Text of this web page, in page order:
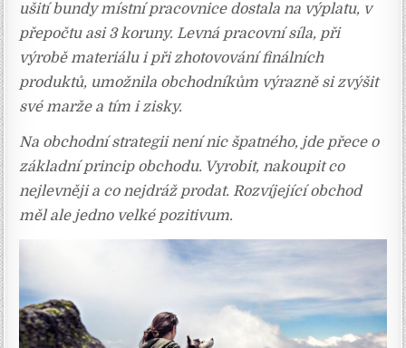
ušití bundy místní pracovnice dostala na výplatu, v
přepočtu asi 3 koruny. Levná pracovní síla, při
výrobě materiálu i při zhotovování finálních
produktů, umožnila obchodníkům výrazně si zvýšit
své marže a tím i zisky.
Na obchodní strategii není nic špatného, jde přece o
základní princip obchodu. Vyrobit, nakoupit co
nejlevněji a co nejdráž prodat. Rozvíjející obchod
měl ale jedno velké pozitivum.